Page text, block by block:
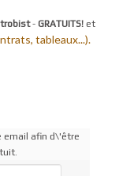
- GRATUITS! et
tableaux...).
email afin d\'être